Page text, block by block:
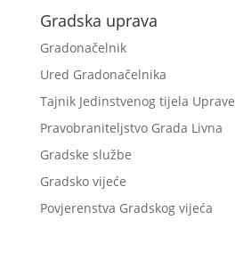
Gradska uprava
Gradonačelnik
Ured Gradonačelnika
Tajnik Jedinstvenog tijela Uprave
Pravobraniteljstvo Grada Livna
Gradske službe
Gradsko vijeće
Povjerenstva Gradskog vijeća